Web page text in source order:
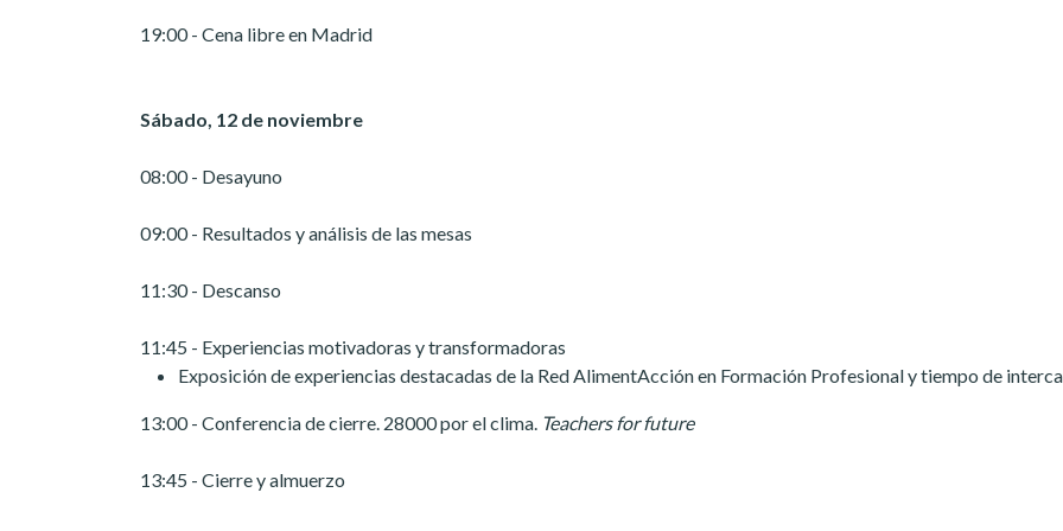
19:00 - Cena libre en Madrid
Sábado, 12 de noviembre
08:00 - Desayuno
09:00 - Resultados y análisis de las mesas
11:30 - Descanso
11:45 - Experiencias motivadoras y transformadoras
Exposición de experiencias destacadas de la Red AlimentAcción en Formación Profesional y tiempo de
13:00 - Conferencia de cierre. 28000 por el clima. Teachers for future
13:45 - Cierre y almuerzo